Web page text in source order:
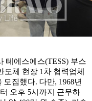
테에스에스(TESS) 부스
도체 현장 1차 협력업체
집했다. 다만, 1968년
오후 5시까지 근무하